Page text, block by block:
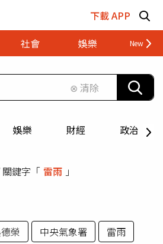
下載 APP
社會 娛樂 財經
⊗ 清除
娛樂 財經 政治
鍵字「 雷雨 」
榮 中央氣象署 雷雨